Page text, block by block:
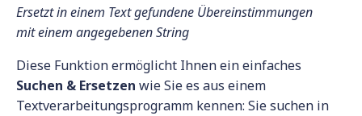
Ersetzt in einem Text gefundene Übereinstimmungen
mit einem angegebenen String
Diese Funktion ermöglicht Ihnen ein einfaches
Suchen & Ersetzen wie Sie es aus einem
Textverarbeitungsprogramm kennen: Sie suchen in